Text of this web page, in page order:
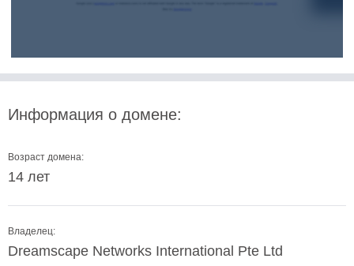
Информация о домене:
Возраст домена:
14 лет
Владелец:
Dreamscape Networks International Pte Ltd